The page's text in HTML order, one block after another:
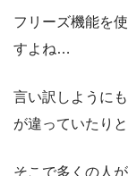
フリーズ機能を
すよね…
言い訳しように
が違っていたり
そこで多くの人